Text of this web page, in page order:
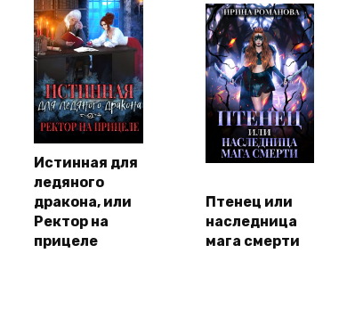
Истинная для
ледяного
дракона, или
Ректор на
прицеле
Птенец или
наследница
мага смерти